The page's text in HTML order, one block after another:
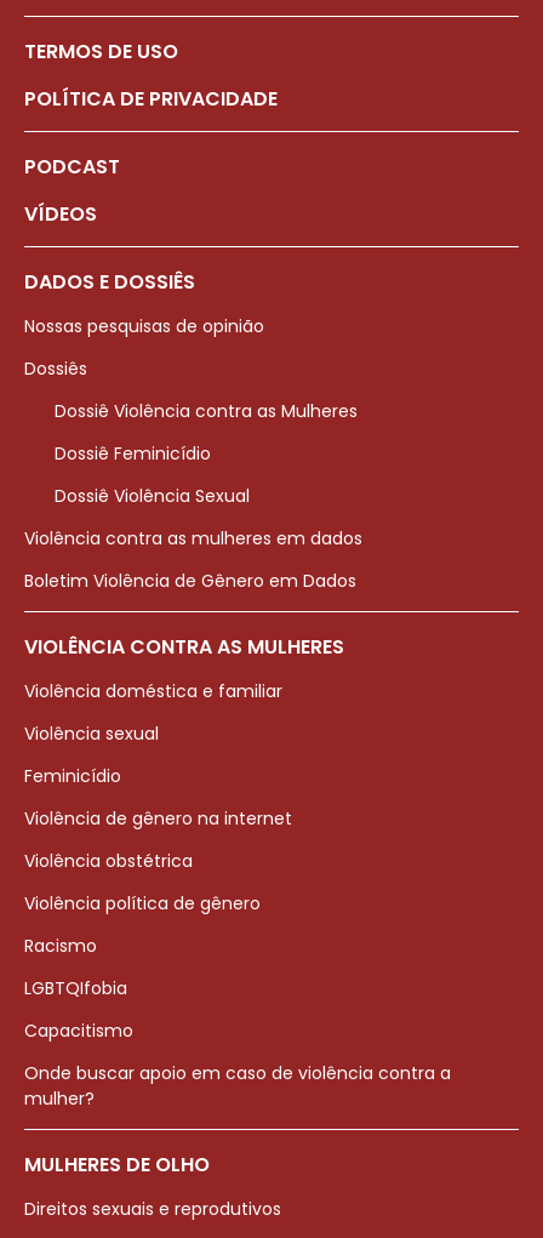
TERMOS DE USO
POLÍTICA DE PRIVACIDADE
PODCAST
VÍDEOS
DADOS E DOSSIÊS
Nossas pesquisas de opinião
Dossiês
Dossiê Violência contra as Mulheres
Dossiê Feminicídio
Dossiê Violência Sexual
Violência contra as mulheres em dados
Boletim Violência de Gênero em Dados
VIOLÊNCIA CONTRA AS MULHERES
Violência doméstica e familiar
Violência sexual
Feminicídio
Violência de gênero na internet
Violência obstétrica
Violência política de gênero
Racismo
LGBTQIfobia
Capacitismo
Onde buscar apoio em caso de violência contra a
mulher?
MULHERES DE OLHO
Direitos sexuais e reprodutivos